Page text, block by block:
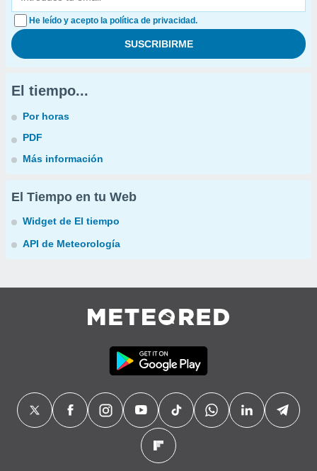
He leído y acepto la política de privacidad.
El tiempo...
Por horas
PDF
Más información
El Tiempo en tu Web
Widget de El tiempo
API de Meteorología